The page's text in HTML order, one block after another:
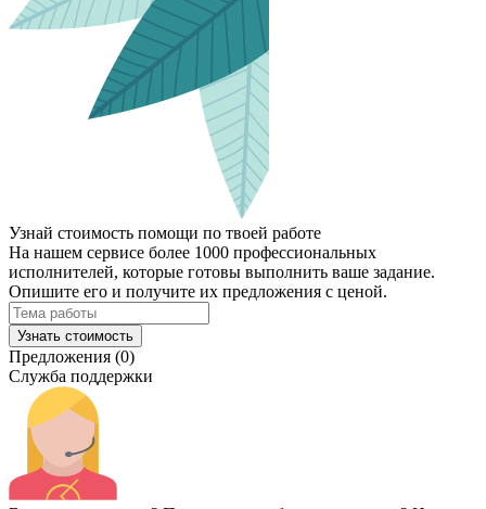
Узнай стоимость помощи по твоей работе
На нашем сервисе более 1000 профессиональных
исполнителей, которые готовы выполнить ваше задание.
Опишите его и получите их предложения с ценой.
Узнать стоимость
Предложения (0)
Служба поддержки